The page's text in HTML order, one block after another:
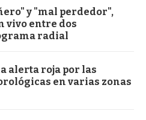
y "mal perdedor",
vivo entre dos
radial
alerta roja por las
en varias zonas